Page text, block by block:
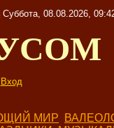
Суббота, 08.08.2026,
Вход
МИР